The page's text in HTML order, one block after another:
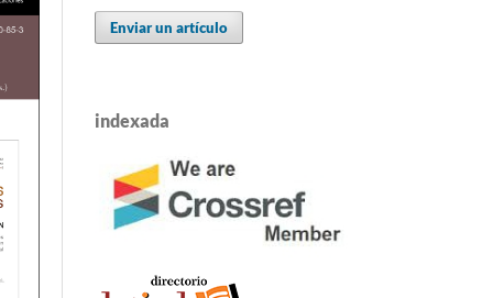
Enviar un artículo
indexada